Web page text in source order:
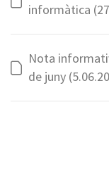
informàtica
Nota
de juny